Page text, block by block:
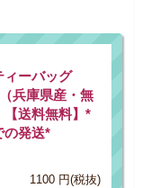
ィーバッグ
兵庫県産・無
【送料無料】*
の発送*
1100 円(税抜)